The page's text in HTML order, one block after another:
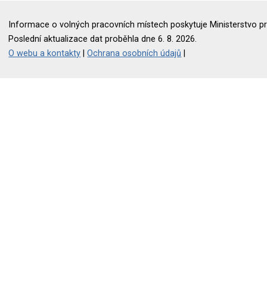
Informace o volných pracovních místech poskytuje Ministerstvo
Poslední aktualizace dat proběhla dne 6. 8. 2026.
O webu a kontakty |Ochrana osobních údajů